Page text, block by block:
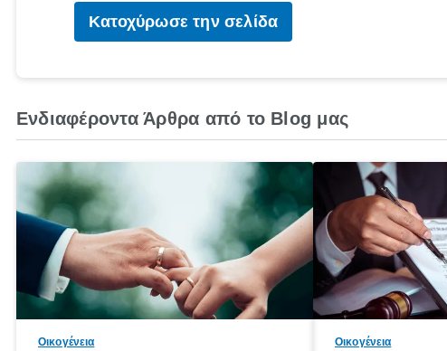
Κατοχύρωσε την σελίδα
Ενδιαφέροντα Άρθρα από το Blog μας
Οικογένεια Οικογένεια